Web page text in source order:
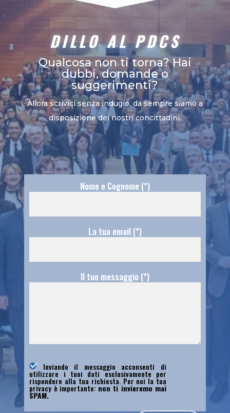
DILLO AL PDCS
Qualcosa non ti torna? Hai
dubbi, domande o
suggerimenti?
Allora scrivici senza indugio, da sempre siamo a
disposizione dei nostri concittadini.
Nome e Cognome (*)
La tua email (*)
Il tuo messaggio (*)
Inviando il messaggio acconsenti di
utilizzare i tuoi dati esclusivamente per
rispondere alla tua richiesta. Per noi la tua
privacy è importante: non ti invieremo mai
SPAM.